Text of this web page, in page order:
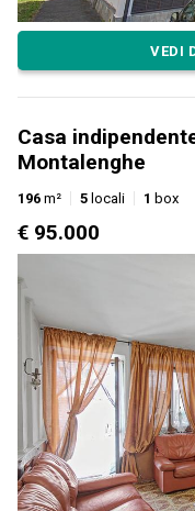
VEDI
Casa
Montalenghe
196 m² 5 locali 1 box
€ 95.000